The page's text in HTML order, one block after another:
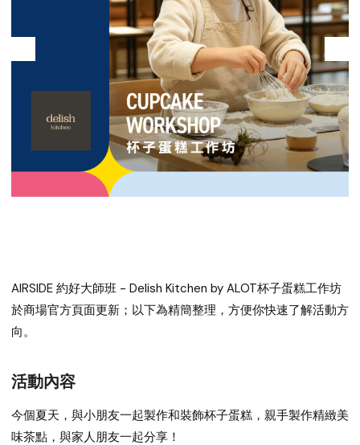
AIRSIDE 約好大師班 - Delish Kitchen by ALOT杯子蛋糕工作坊
於商場官方頁面更新；以下為精簡整理，方便你快速了解活動方
向。
活動內容
今個夏天，與小朋友一起製作和裝飾杯子蛋糕，親手製作精緻美
味茶點，與家人朋友一起分享！